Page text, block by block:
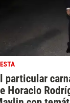
particular
Horacio